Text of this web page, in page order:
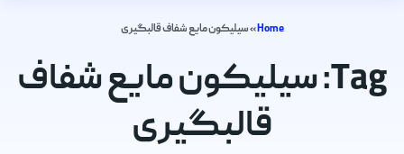
Home
»سیلیکون مایع شفاف قالبگیری
Tag: سیلیکون مایع شفاف
قالبگیری